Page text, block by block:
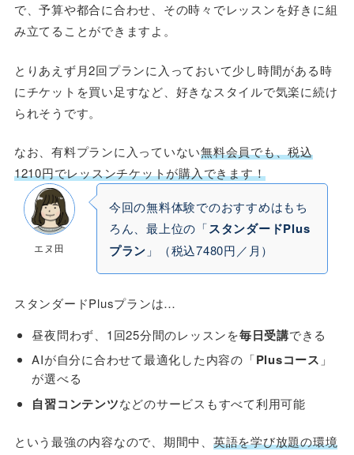
で、予算や都合に合わせ、その時々でレッスンを好きに組
み立てることができますよ。
とりあえず月2回プランに入っておいて少し時間がある時
にチケットを買い足すなど、好きなスタイルで気楽に続け
られそうです。
なお、有料プランに入っていない無料会員でも、税込
1210円でレッスンチケットが購入できます！
エヌ田
今回の無料体験でのおすすめはもち
ろん、最上位の「スタンダードPlus
プラン 」（税込7480円／月）
スタンダードPlusプランは…
昼夜問わず、1回25分間のレッスンを毎日受講できる
AIが自分に合わせて最適化した内容の「Plusコース 」
が選べる
自習コンテンツなどのサービスもすべて利用可能
という最強の内容なので、期間中、 英語を学び放題の環境